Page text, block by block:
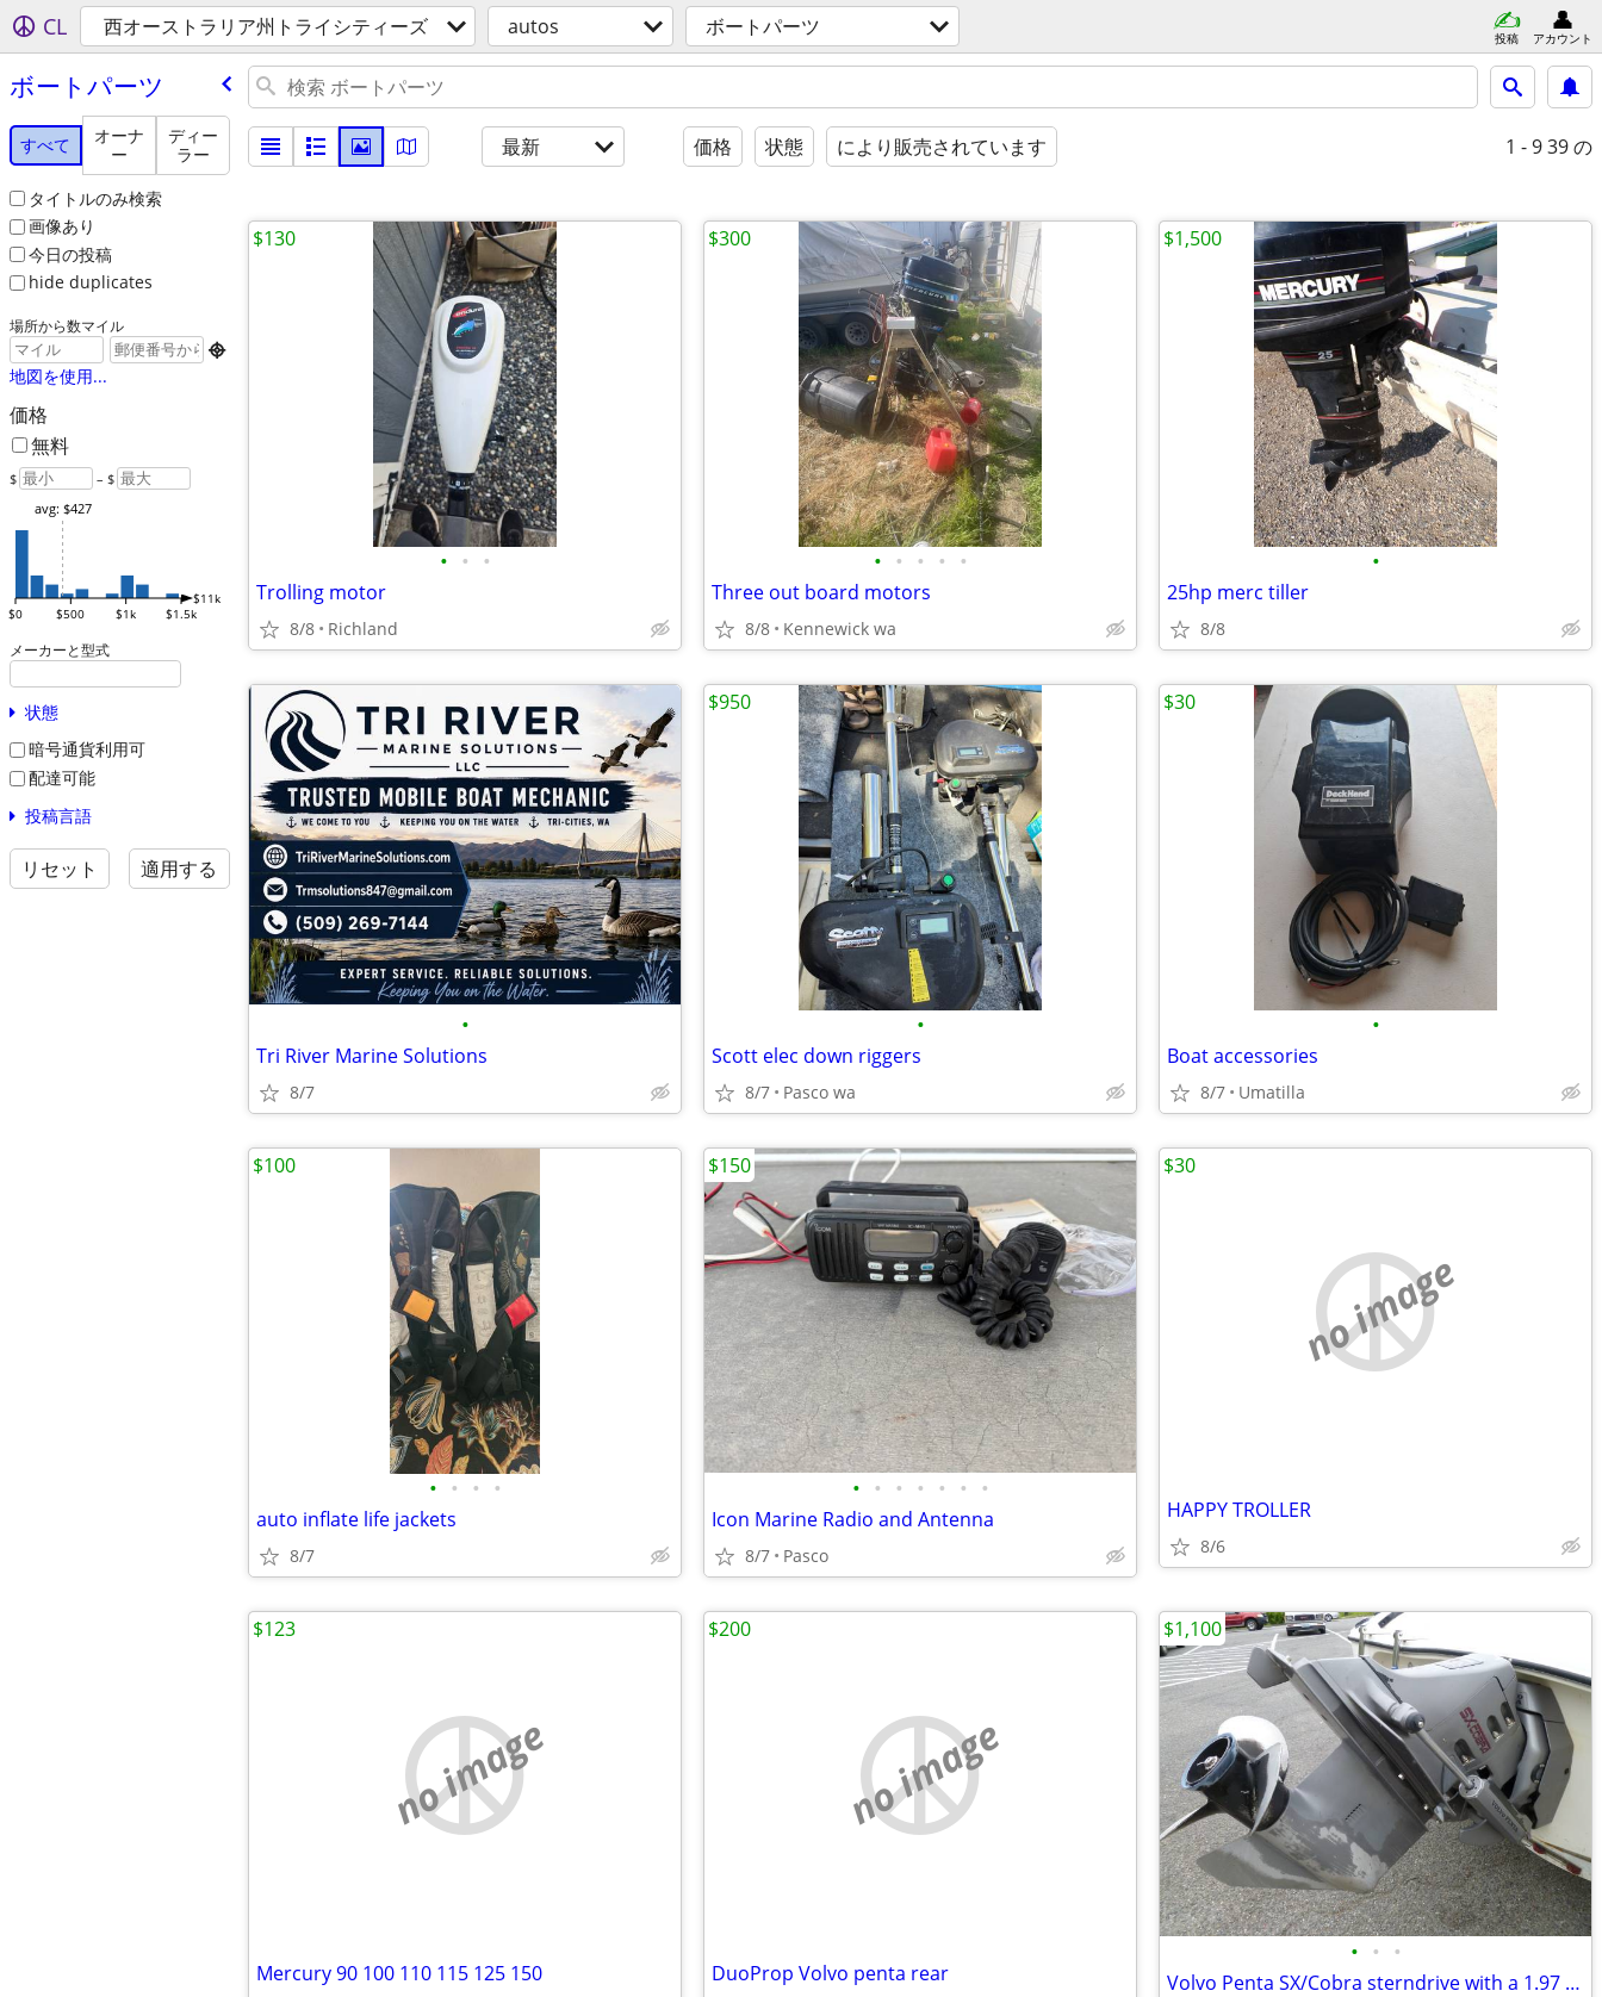
CL 西オーストラリア州トライシティーズ autos ボートパーツ 投稿 アカウント
ボートパーツ
すべて
オーナ
ー
ディー
ラー
タイトルのみ検索
画像あり
今日の投稿
hide duplicates
場所から数マイル

地図を使用...
価格
無料
$ – $
$0 $500 $1k $1.5k
$11k
avg: $427
メーカーと型式
状態
暗号通貨利用可
配達可能
投稿言語
リセット 適用する
最新 価格 状態 により販売されています 1 - 939 の
• • •
Trolling motor
8/8 Richland
$130
• • • • •
Three out board motors
8/8 Kennewick wa
$300
•
25hp merc tiller
8/8
$1,500
•
Tri River Marine Solutions
8/7
•
Scott elec down riggers
8/7 Pasco wa
$950
•
Boat accessories
8/7 Umatilla
$30
• • • •
auto inflate life jackets
8/7
$100
• • • • • • •
Icon Marine Radio and Antenna
8/7 Pasco
$150
no image
HAPPY TROLLER
8/6
$30
no image
Mercury 90 100 110 115 125 150
$123
no image
DuoProp Volvo penta rear
$200
• • •
Volvo Penta SX/Cobra sterndrive with a 1.97 4 cylinder gear ratio
$1,100